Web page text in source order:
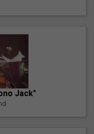
Jack"